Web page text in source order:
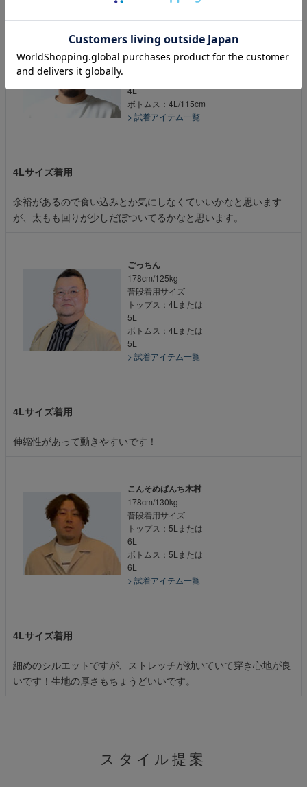
フンドゥ氏
174cm/117kg
普段着用サイズ
4L
ボトムス：4L/115cm
> 試着アイテム一覧
4Lサイズ着用
余裕があるので食い込みとか気にしなくていいかなと思います
が、太もも回りが少しだぼついてるかなと思います。
ごっちん
178cm/125kg
普段着用サイズ
トップス：4Lまたは
5L
ボトムス：4Lまたは
5L
> 試着アイテム一覧
4Lサイズ着用
伸縮性があって動きやすいです！
こんそめぱんち木村
178cm/130kg
普段着用サイズ
トップス：5Lまたは
6L
ボトムス：5Lまたは
6L
> 試着アイテム一覧
4Lサイズ着用
細めのシルエットですが、ストレッチが効いていて穿き心地が良
いです！生地の厚さもちょうどいいです。
スタイル提案